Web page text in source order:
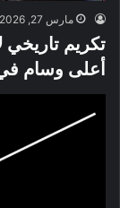
مارس 27, 2026
تكريم
أعلى وسام